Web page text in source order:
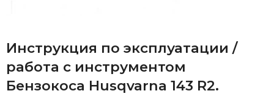
Инструкция по эксплуатации /
работа с инструментом
Бензокоса Husqvarna 143 R2.